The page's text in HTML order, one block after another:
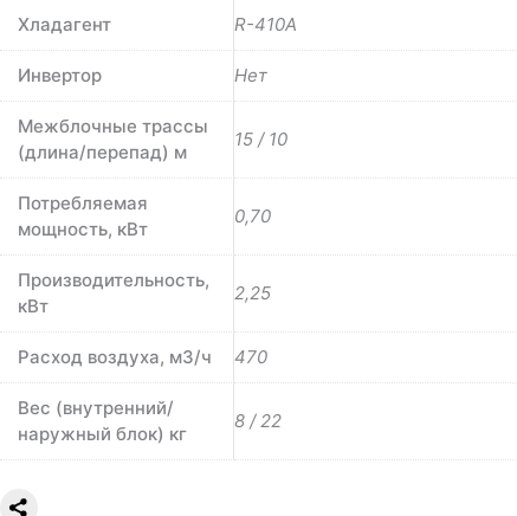
Хладагент R-410A
Инвертор Нет
Межблочные трассы
(длина/перепад) м
15 / 10
Потребляемая
мощность, кВт
0,70
Производительность,
кВт
2,25
Расход воздуха, м3/ч 470
Вес (внутренний/
наружный блок) кг
8 / 22